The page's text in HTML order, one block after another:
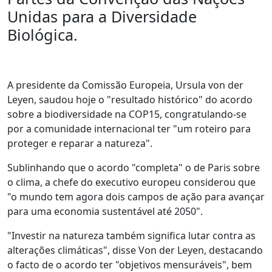
Unidas para a Diversidade
Biológica.
A presidente da Comissão Europeia, Ursula von der
Leyen, saudou hoje o "resultado histórico" do acordo
sobre a biodiversidade na COP15, congratulando-se
por a comunidade internacional ter "um roteiro para
proteger e reparar a natureza".
Sublinhando que o acordo "completa" o de Paris sobre
o clima, a chefe do executivo europeu considerou que
"o mundo tem agora dois campos de ação para avançar
para uma economia sustentável até 2050".
"Investir na natureza também significa lutar contra as
alterações climáticas", disse Von der Leyen, destacando
o facto de o acordo ter "objetivos mensuráveis", bem